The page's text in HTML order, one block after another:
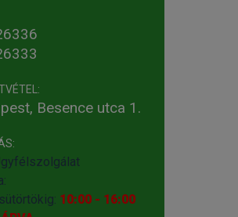
Besence utca 1.
10:00 - 16:00